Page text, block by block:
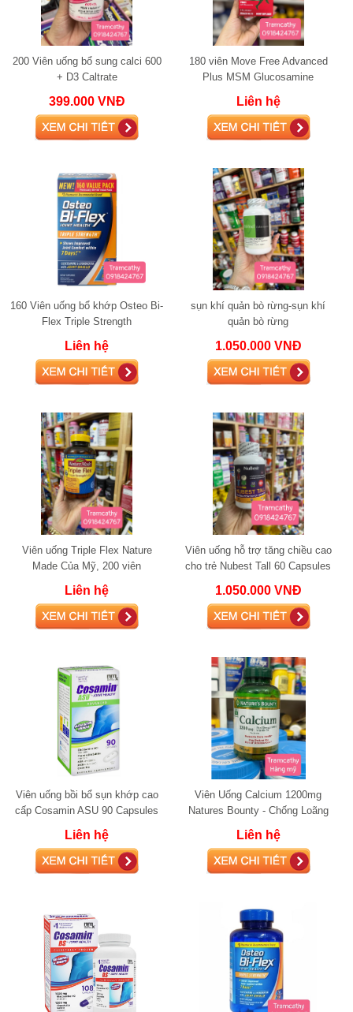
200 Viên uống bổ sung calci 600
+ D3 Caltrate
399.000 VNĐ
180 viên Move Free Advanced
Plus MSM Glucosamine
Chondroitin120 viên chính hãng
Mỹ
Liên hệ
160 Viên uống bổ khớp Osteo Bi-
Flex Triple Strength
Liên hệ
sụn khí quản bò rừng-sụn khí
quản bò rừng
1.050.000 VNĐ
Viên uống Triple Flex Nature
Made Của Mỹ, 200 viên
Liên hệ
Viên uống hỗ trợ tăng chiều cao
cho trẻ Nubest Tall 60 Capsules
1.050.000 VNĐ
Viên uống bồi bổ sụn khớp cao
cấp Cosamin ASU 90 Capsules
glucosamine
Liên hệ
Viên Uống Calcium 1200mg
Natures Bounty - Chống Loãng
Xương
Liên hệ